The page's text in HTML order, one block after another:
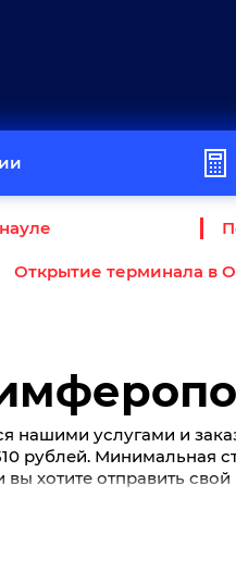
Открытие терминала в
нашими услугами и
рублей. Минимальная
хотите отправить